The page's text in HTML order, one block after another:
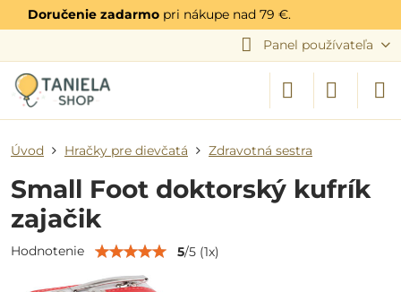
Doručenie zadarmo pri nákupe nad 79 €.
Panel používateľa
Úvod Hračky pre dievčatá Zdravotná sestra
Small Foot doktorský kufrík
zajačik
Hodnotenie 5/5 (1x)